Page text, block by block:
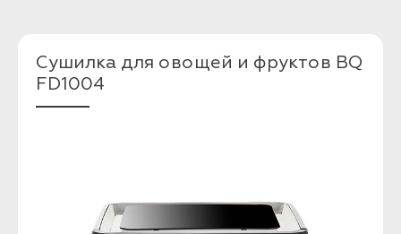
Сушилка для овощей и фруктов BQ
FD1004